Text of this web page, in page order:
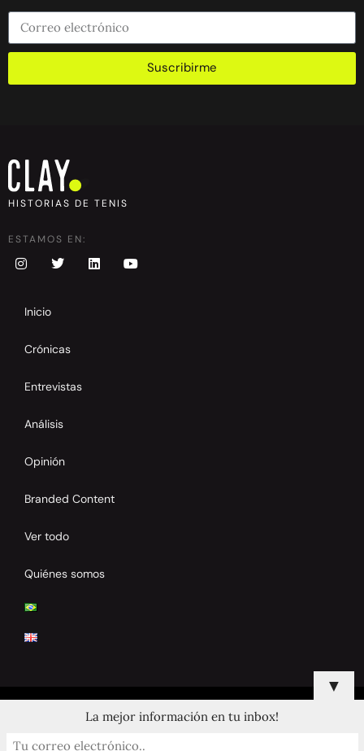
Suscribirme
HISTORIAS DE TENIS
ESTAMOS EN:
Inicio
Crónicas
Entrevistas
Análisis
Opinión
Branded Content
Ver todo
Quiénes somos
© 2024 Copyrights by Clay Tennis. All Rights Reserved.
▼
La mejor información en tu inbox!